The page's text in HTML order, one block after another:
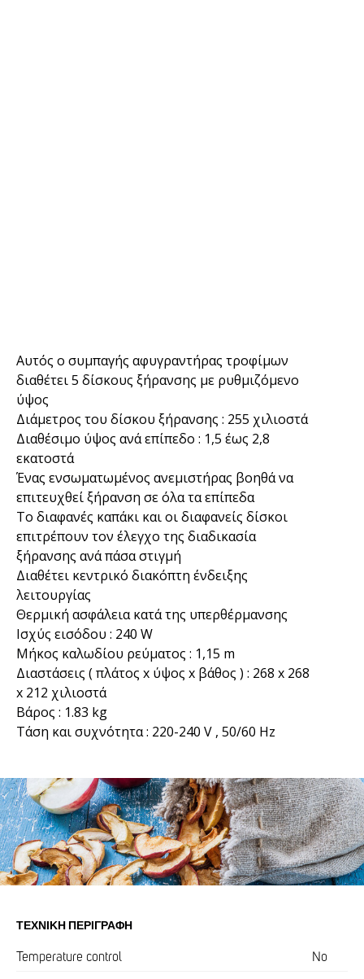
Αυτός ο συμπαγής αφυγραντήρας τροφίμων
διαθέτει 5 δίσκους ξήρανσης με ρυθμιζόμενο
ύψος
Διάμετρος του δίσκου ξήρανσης : 255 χιλιοστά
Διαθέσιμο ύψος ανά επίπεδο : 1,5 έως 2,8
εκατοστά
Ένας ενσωματωμένος ανεμιστήρας βοηθά να
επιτευχθεί ξήρανση σε όλα τα επίπεδα
Το διαφανές καπάκι και οι διαφανείς δίσκοι
επιτρέπουν τον έλεγχο της διαδικασία
ξήρανσης ανά πάσα στιγμή
Διαθέτει κεντρικό διακόπτη ένδειξης
λειτουργίας
Θερμική ασφάλεια κατά της υπερθέρμανσης
Ισχύς εισόδου : 240 W
Μήκος καλωδίου ρεύματος : 1,15 m
Διαστάσεις ( πλάτος x ύψος x βάθος ) : 268 x 268
x 212 χιλιοστά
Βάρος : 1.83 kg
Τάση και συχνότητα : 220-240 V , 50/60 Hz
ΤΕΧΝΙΚΉ ΠΕΡΙΓΡΑΦΉ
Temperature control No